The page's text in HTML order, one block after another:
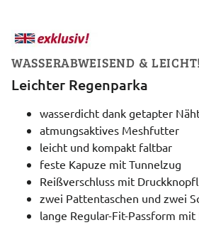
WASSERABWEISEND & LEICHT!
Leichter Regenparka
wasserdicht dank getapter
atmungsaktives Meshfutter
leicht und kompakt faltbar
feste Kapuze mit Tunnelzug
Reißverschluss mit
zwei Pattentaschen und zwei
lange Regular-Fit-Passform mit